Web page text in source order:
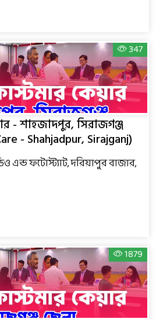
347
- শাহজাদপুর, সিরাজগঞ্জ
- Shahjadpur, Sirajganj)
এন্ড ফটোস্ট্যাট, দরিয়াপুর বাজার,
1879